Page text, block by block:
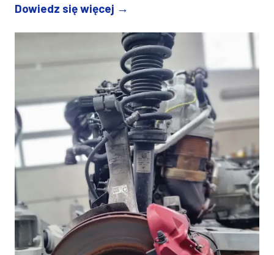
Dowiedz się więcej →